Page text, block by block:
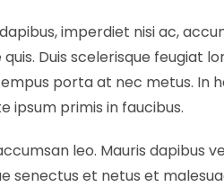
imperdiet nisi ac,
Duis scelerisque feugiat
porta at nec metus. In
ipsum primis in faucibus.
leo. Mauris dapibus
senectus et netus et